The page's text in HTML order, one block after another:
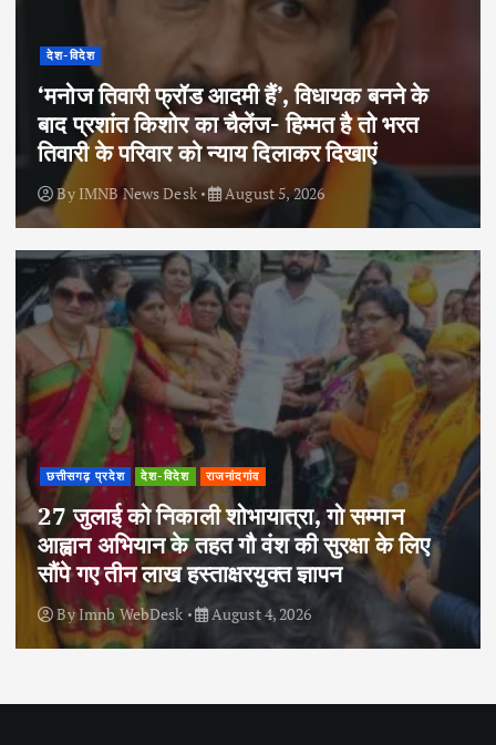
देश-विदेश
‘मनोज तिवारी फ्रॉड आदमी हैं’, विधायक बनने के
बाद प्रशांत किशोर का चैलेंज- हिम्मत है तो भरत
तिवारी के परिवार को न्याय दिलाकर दिखाएं
By IMNB News Desk August 5, 2026
छत्तीसगढ़ प्रदेश देश-विदेश राजनांदगांव
27 जुलाई को निकाली शोभायात्रा, गो सम्मान
आह्वान अभियान के तहत गौ वंश की सुरक्षा के लिए
सौंपे गए तीन लाख हस्ताक्षरयुक्त ज्ञापन
ByImnb WebDesk August 4, 2026